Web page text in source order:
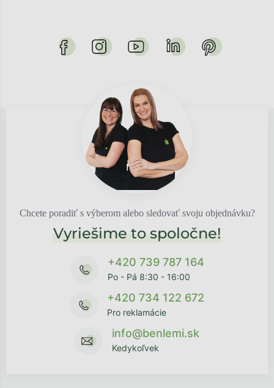
Chcete poradiť s výberom alebo sledovať svoju objednávku?
Vyriešime to spoločne!
+420 739 787 164
Po - Pá 8:30 - 16:00
+420 734 122 672
Pro reklamácie
info@benlemi.sk
Kedykoľvek